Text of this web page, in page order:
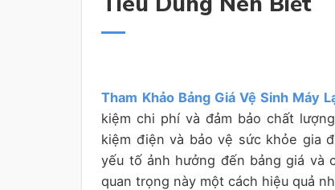
Tham Khảo Bảng Giá Vệ Sinh Máy
kiệm chi phí và đảm bảo chất
kiệm điện và bảo vệ sức khỏe gia
yếu tố ảnh hưởng đến bảng giá và
quan trọng này một cách hiệu quả